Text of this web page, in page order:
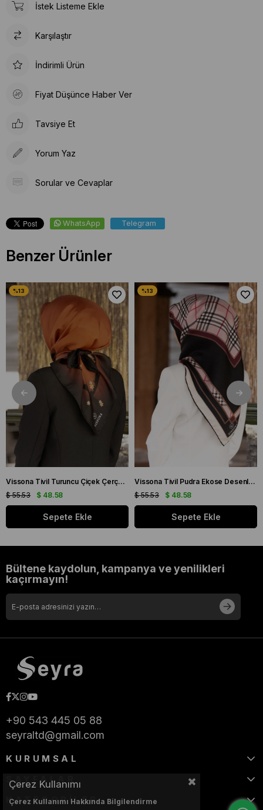
İstek Listeme Ekle
Karşılaştır
İndirimli Ürün
Fiyat Düşünce Haber Ver
Tavsiye Et
Yorum Yaz
Sorular ve Cevaplar
WhatsApp Telegram
Benzer Ürünler
Vissona Tivil Turuncu Çiçek Çerçeve Desenli İpek Eşarp 50318 - 0014 - 0001
$ 48.58
$ 55.53
Sepete Ekle
Vissona Tivil Pudra Ekose Desenli İpek Eşarp DGN 50781 - 19 - 21
$ 48.58
$ 55.53
Sepete Ekle
Bültene kaydolun, kampanya ve yenilikleri
kaçırmayın!
+90 543 445 05 88
seyraltd@gmail.com
KURUMSAL
SAYFALAR
KATEGORİLER
Çerez Kullanımı
Çerez Kullanımı Hakkında Bilgilendirme